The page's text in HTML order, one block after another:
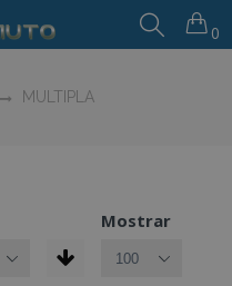
0
MULTIPLA
Mostrar